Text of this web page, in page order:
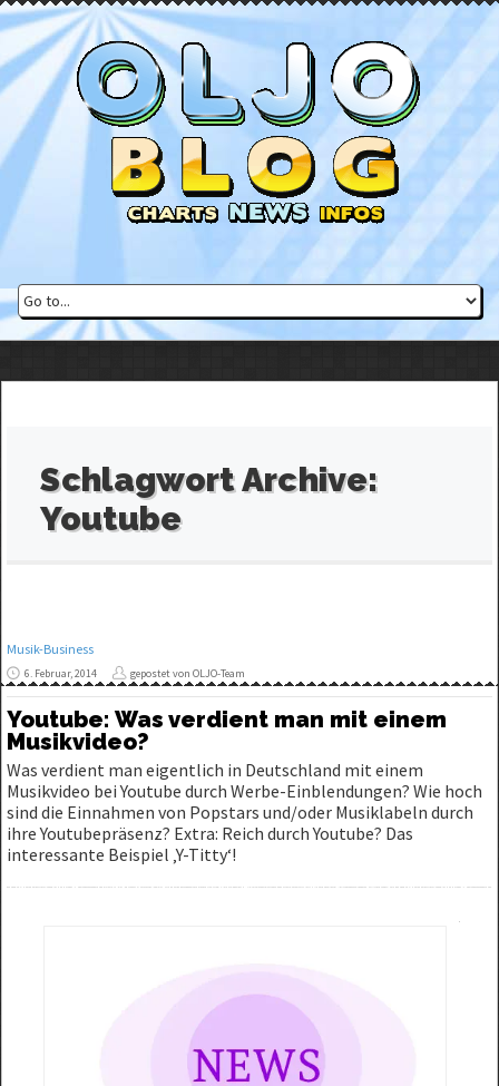
Schlagwort Archive:
Youtube
Musik-Business
6. Februar, 2014 gepostet von OLJO-Team
Youtube: Was verdient man mit einem
Musikvideo?
Was verdient man eigentlich in Deutschland mit einem
Musikvideo bei Youtube durch Werbe-Einblendungen? Wie hoch
sind die Einnahmen von Popstars und/oder Musiklabeln durch
ihre Youtubepräsenz? Extra: Reich durch Youtube? Das
interessante Beispiel ‚Y-Titty‘!